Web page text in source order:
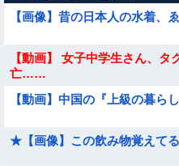
【画像】昔の日本人の水着、
【動画】 女子中学生さん、
亡……
【動画】中国の『上級の暮ら
★【画像】この飲み物覚えて